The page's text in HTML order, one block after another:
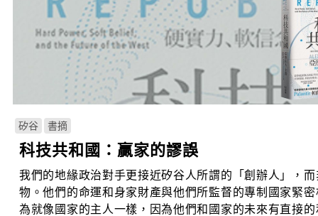
矽谷 書摘
科技共和國：贏家的謬誤
我們的地緣政治對手更接近矽谷人所謂的「創辦人」，
物。他們的命運和身家財產與他們所監督的專制國家緊
為就像國家的主人一樣，因為他們和國家的未來有直接